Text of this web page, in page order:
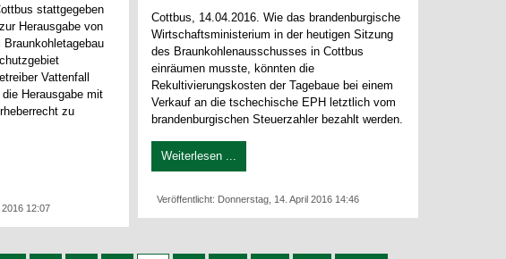
stattgegeben
Herausgabe von
Vattenfall
Herausgabe mit
zu
12:07
Cottbus, 14.04.2016. Wie das brandenburgische
Wirtschaftsministerium in der heutigen Sitzung
des Braunkohlenausschusses in Cottbus
einräumen musste, könnten die
Rekultivierungskosten der Tagebaue bei einem
Verkauf an die tschechische EPH letztlich vom
brandenburgischen Steuerzahler bezahlt werden.
Weiterlesen ...
Veröffentlicht: Donnerstag, 14. April 2016 14:46